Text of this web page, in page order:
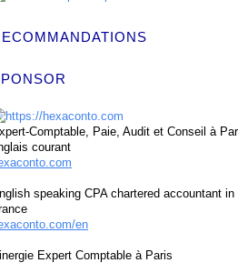
Comptable, Paie, Audit et Conseil à
courant
speaking CPA chartered accountant in
en
Expert Comptable à Paris